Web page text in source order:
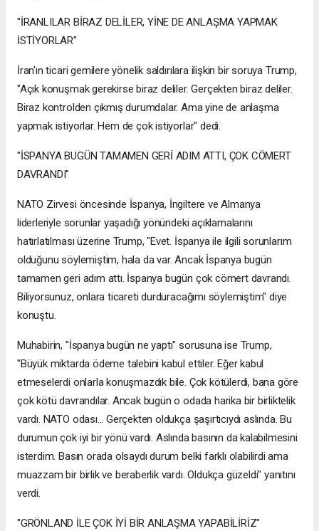
"İRANLILAR BİRAZ DELİLER, YİNE DE ANLAŞMA YAPMAK
İSTİYORLAR"
İran'ın ticari gemilere yönelik saldırılara ilişkin bir soruya Trump,
"Açık konuşmak gerekirse biraz deliler. Gerçekten biraz deliler.
Biraz kontrolden çıkmış durumdalar. Ama yine de anlaşma
yapmak istiyorlar. Hem de çok istiyorlar" dedi.
"İSPANYA BUGÜN TAMAMEN GERİ ADIM ATTI, ÇOK CÖMERT
DAVRANDI"
NATO Zirvesi öncesinde İspanya, İngiltere ve Almanya
liderleriyle sorunlar yaşadığı yönündeki açıklamalarını
hatırlatılması üzerine Trump, "Evet. İspanya ile ilgili sorunlarım
olduğunu söylemiştim, hala da var. Ancak İspanya bugün
tamamen geri adım attı. İspanya bugün çok cömert davrandı.
Biliyorsunuz, onlara ticareti durduracağımı söylemiştim" diye
konuştu.
Muhabirin, "İspanya bugün ne yaptı" sorusuna ise Trump,
"Büyük miktarda ödeme talebini kabul ettiler. Eğer kabul
etmeselerdi onlarla konuşmazdık bile. Çok kötülerdi, bana göre
çok kötü davrandılar. Ancak bugün o odada harika bir birliktelik
vardı. NATO odası... Gerçekten oldukça şaşırtıcıydı aslında. Bu
durumun çok iyi bir yönü vardı. Aslında basının da kalabilmesini
isterdim. Basın orada olsaydı durum belki farklı olabilirdi ama
muazzam bir birlik ve beraberlik vardı. Oldukça güzeldi" yanıtını
verdi.
"GRÖNLAND İLE ÇOK İYİ BİR ANLAŞMA YAPABİLİRİZ"